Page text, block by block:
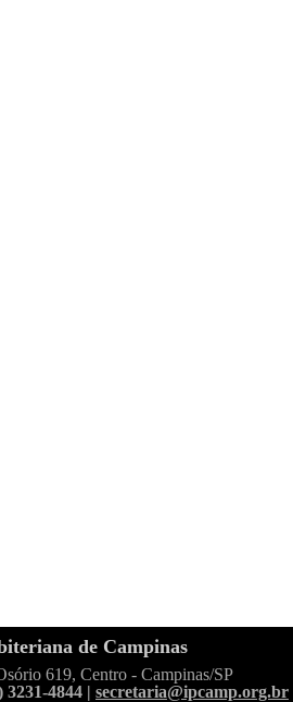
de Campinas
619, Centro - Campinas/SP
3231-4844 | secretaria@ipcamp.org.br